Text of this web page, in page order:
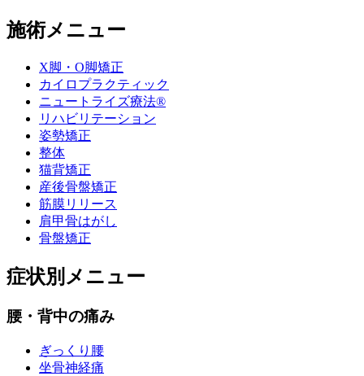
施術メニュー
X脚・O脚矯正
カイロプラクティック
ニュートライズ療法®
リハビリテーション
姿勢矯正
整体
猫背矯正
産後骨盤矯正
筋膜リリース
肩甲骨はがし
骨盤矯正
症状別メニュー
腰・背中の痛み
ぎっくり腰
坐骨神経痛